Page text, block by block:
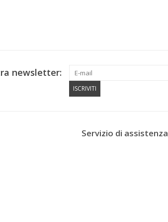
newsletter:
ISCRIVITI
Servizio di assistenza